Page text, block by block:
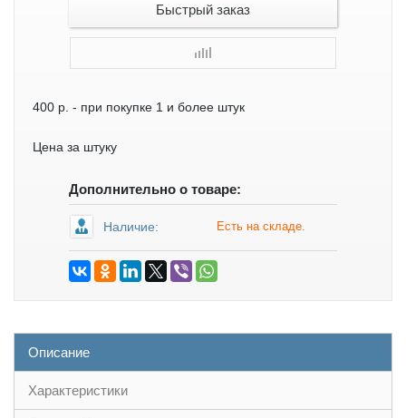
Быстрый заказ
400 р. - при покупке 1 и более штук
Цена за штуку
Дополнительно о товаре:
Наличие: Есть на складе.
Описание
Характеристики